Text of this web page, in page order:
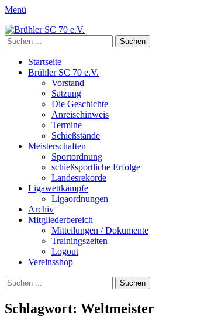
Menü
Brühler SC 70 e.V.
Mitglied des Rheinischen Schützenbundes e.v. 1872
Suchen
nach:
Primäres
Menü
Zum
Inhalt
Startseite
Brühler SC 70 e.V.
Vorstand
Satzung
Die Geschichte
Anreisehinweis
Termine
Schießstände
Meisterschaften
Sportordnung
schießsportliche Erfolge
Landesrekorde
Ligawettkämpfe
Ligaordnungen
Archiv
Mitgliederbereich
Mitteilungen / Dokumente
Trainingszeiten
Logout
Vereinsshop
Suchen
Suchen
nach:
Schlagwort: Weltmeister